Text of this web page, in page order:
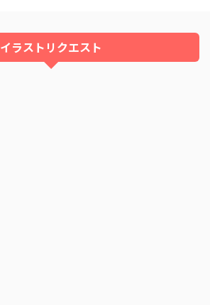
イラストリクエスト